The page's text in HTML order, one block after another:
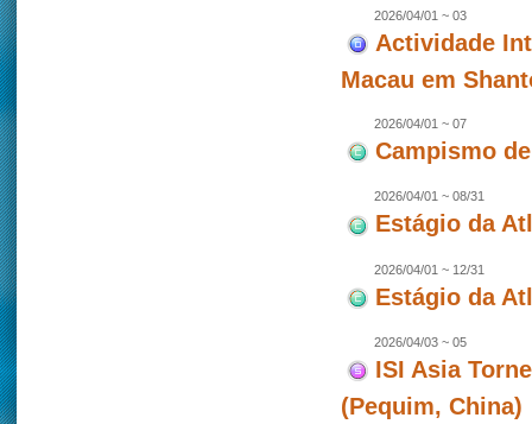
2026/04/01 ~ 03
Actividade
Macau em
2026/04/01 ~ 07
Campismo
2026/04/01 ~ 08/31
Estágio da
2026/04/01 ~ 12/31
Estágio da
2026/04/03 ~ 05
ISI Asia
(Pequim, China)